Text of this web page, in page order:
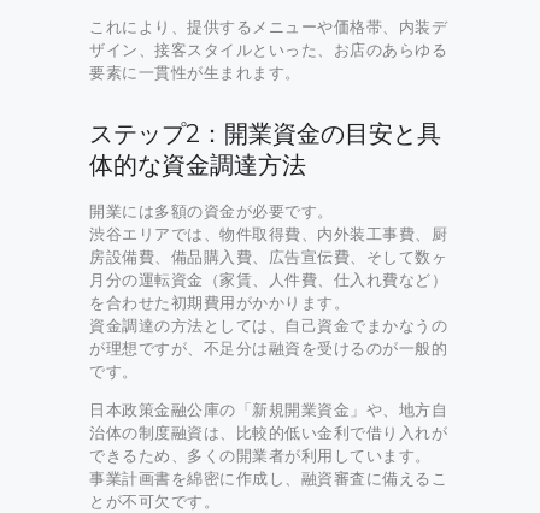
これにより、提供するメニューや価格帯、内装デ
ザイン、接客スタイルといった、お店のあらゆる
要素に一貫性が生まれます。
ステップ2：開業資金の目安と具
体的な資金調達方法
開業には多額の資金が必要です。
渋谷エリアでは、物件取得費、内外装工事費、厨
房設備費、備品購入費、広告宣伝費、そして数ヶ
月分の運転資金（家賃、人件費、仕入れ費など）
を合わせた初期費用がかかります。
資金調達の方法としては、自己資金でまかなうの
が理想ですが、不足分は融資を受けるのが一般的
です。
日本政策金融公庫の「新規開業資金」や、地方自
治体の制度融資は、比較的低い金利で借り入れが
できるため、多くの開業者が利用しています。
事業計画書を綿密に作成し、融資審査に備えるこ
とが不可欠です。